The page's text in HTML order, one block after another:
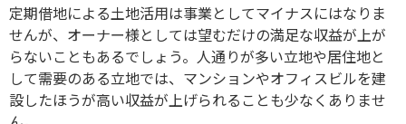
定期借地による土地活用は事業としてマイナスにはなりま
せんが、オーナー様としては望むだけの満足な収益が上が
らないこともあるでしょう。人通りが多い立地や居住地と
して需要のある立地では、マンションやオフィスビルを建
設したほうが高い収益が上げられることも少なくありませ